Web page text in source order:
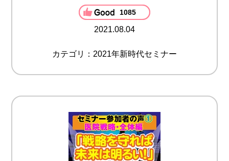
1085
2021.08.04
カテゴリ：2021年新時代セミナー